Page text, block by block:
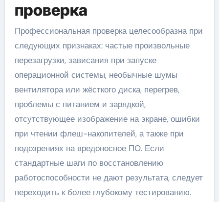
проверка
Профессиональная проверка целесообразна при
следующих признаках: частые произвольные
перезагрузки, зависания при запуске
операционной системы, необычные шумы
вентилятора или жёсткого диска, перегрев,
проблемы с питанием и зарядкой,
отсутствующее изображение на экране, ошибки
при чтении флеш-накопителей, а также при
подозрениях на вредоносное ПО. Если
стандартные шаги по восстановлению
работоспособности не дают результата, следует
переходить к более глубокому тестированию.